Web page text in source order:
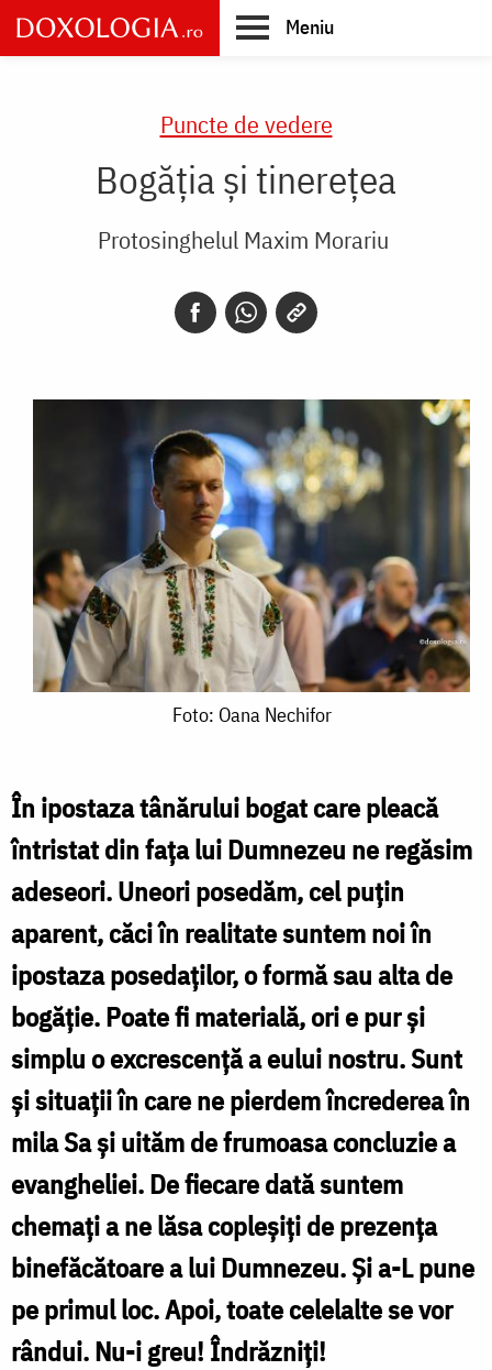
Skip
to
main
Meniu
Puncte de vedere
Bogăția și tinerețea
Protosinghelul Maxim Morariu
Foto: Oana Nechifor
În ipostaza tânărului bogat care pleacă
întristat din fața lui Dumnezeu ne regăsim
adeseori. Uneori posedăm, cel puțin
aparent, căci în realitate suntem noi în
ipostaza posedaților, o formă sau alta de
bogăție. Poate fi materială, ori e pur și
simplu o excrescență a eului nostru. Sunt
și situații în care ne pierdem încrederea în
mila Sa și uităm de frumoasa concluzie a
evangheliei. De fiecare dată suntem
chemați a ne lăsa copleșiți de prezența
binefăcătoare a lui Dumnezeu. Și a-L pune
pe primul loc. Apoi, toate celelalte se vor
rândui. Nu-i greu! Îndrăzniți!